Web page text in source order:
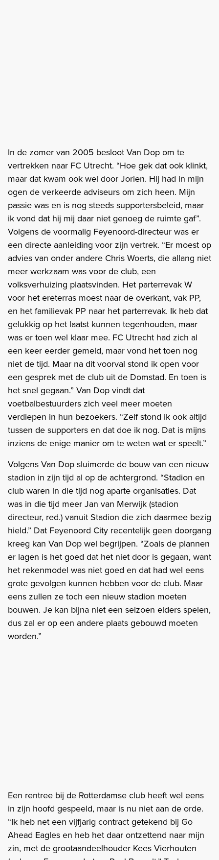
In de zomer van 2005 besloot Van Dop om te
vertrekken naar FC Utrecht. “Hoe gek dat ook klinkt,
maar dat kwam ook wel door Jorien. Hij had in mijn
ogen de verkeerde adviseurs om zich heen. Mijn
passie was en is nog steeds supportersbeleid, maar
ik vond dat hij mij daar niet genoeg de ruimte gaf”.
Volgens de voormalig Feyenoord-directeur was er
een directe aanleiding voor zijn vertrek. “Er moest op
advies van onder andere Chris Woerts, die allang niet
meer werkzaam was voor de club, een
volksverhuizing plaatsvinden. Het parterrevak W
voor het ereterras moest naar de overkant, vak PP,
en het familievak PP naar het parterrevak. Ik heb dat
gelukkig op het laatst kunnen tegenhouden, maar
was er toen wel klaar mee. FC Utrecht had zich al
een keer eerder gemeld, maar vond het toen nog
niet de tijd. Maar na dit voorval stond ik open voor
een gesprek met de club uit de Domstad. En toen is
het snel gegaan.” Van Dop vindt dat
voetbalbestuurders zich veel meer moeten
verdiepen in hun bezoekers. “Zelf stond ik ook altijd
tussen de supporters en dat doe ik nog. Dat is mijns
inziens de enige manier om te weten wat er speelt.”
Volgens Van Dop sluimerde de bouw van een nieuw
stadion in zijn tijd al op de achtergrond. “Stadion en
club waren in die tijd nog aparte organisaties. Dat
was in die tijd meer Jan van Merwijk (stadion
directeur, red.) vanuit Stadion die zich daarmee bezig
hield.” Dat Feyenoord City recentelijk geen doorgang
kreeg kan Van Dop wel begrijpen. “Zoals de plannen
er lagen is het goed dat het niet door is gegaan, want
het rekenmodel was niet goed en dat had wel eens
grote gevolgen kunnen hebben voor de club. Maar
eens zullen ze toch een nieuw stadion moeten
bouwen. Je kan bijna niet een seizoen elders spelen,
dus zal er op een andere plaats gebouwd moeten
worden.”
Een rentree bij de Rotterdamse club heeft wel eens
in zijn hoofd gespeeld, maar is nu niet aan de orde.
“Ik heb net een vijfjarig contract getekend bij Go
Ahead Eagles en heb het daar ontzettend naar mijn
zin, met de grootaandeelhouder Kees Vierhouten